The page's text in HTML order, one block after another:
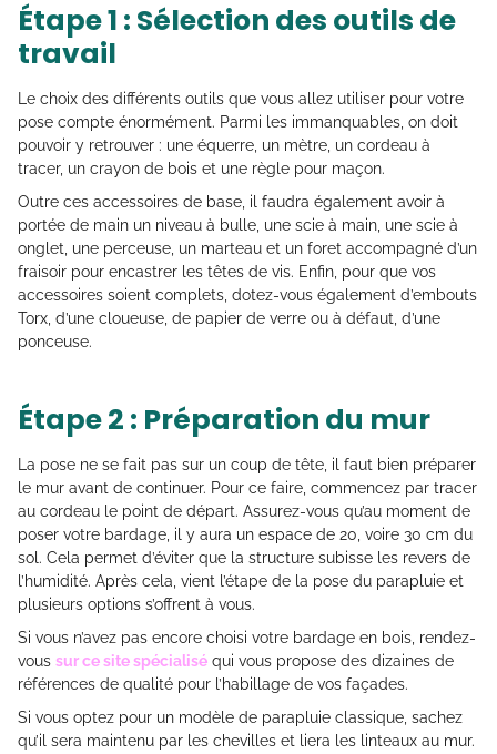
Étape 1 : Sélection des outils de
travail
Le choix des différents outils que vous allez utiliser pour votre
pose compte énormément. Parmi les immanquables, on doit
pouvoir y retrouver : une équerre, un mètre, un cordeau à
tracer, un crayon de bois et une règle pour maçon.
Outre ces accessoires de base, il faudra également avoir à
portée de main un niveau à bulle, une scie à main, une scie à
onglet, une perceuse, un marteau et un foret accompagné d’un
fraisoir pour encastrer les têtes de vis. Enfin, pour que vos
accessoires soient complets, dotez-vous également d’embouts
Torx, d’une cloueuse, de papier de verre ou à défaut, d’une
ponceuse.
Étape 2 : Préparation du mur
La pose ne se fait pas sur un coup de tête, il faut bien préparer
le mur avant de continuer. Pour ce faire, commencez par tracer
au cordeau le point de départ. Assurez-vous qu’au moment de
poser votre bardage, il y aura un espace de 20, voire 30 cm du
sol. Cela permet d’éviter que la structure subisse les revers de
l’humidité. Après cela, vient l’étape de la pose du parapluie et
plusieurs options s’offrent à vous.
Si vous n’avez pas encore choisi votre bardage en bois, rendez-
vous sur ce site spécialisé qui vous propose des dizaines de
références de qualité pour l’habillage de vos façades.
Si vous optez pour un modèle de parapluie classique, sachez
qu’il sera maintenu par les chevilles et liera les linteaux au mur.